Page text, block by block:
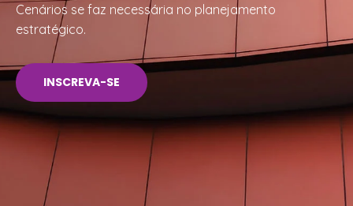
Cenários se faz necessária no planejamento
estratégico.
INSCREVA-SE